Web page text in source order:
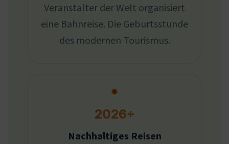
Veranstalter der Welt organisiert
eine Bahnreise. Die Geburtsstunde
des modernen Tourismus.
2026+
Nachhaltiges Reisen